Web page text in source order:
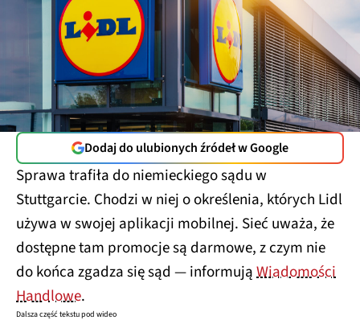
Dodaj do ulubionych źródeł w Google
Sprawa trafiła do niemieckiego sądu w
Stuttgarcie. Chodzi w niej o określenia, których Lidl
używa w swojej aplikacji mobilnej. Sieć uważa, że
dostępne tam promocje są darmowe, z czym nie
do końca zgadza się sąd — informująWiadomości
Handlowe.
Dalsza część tekstu pod wideo